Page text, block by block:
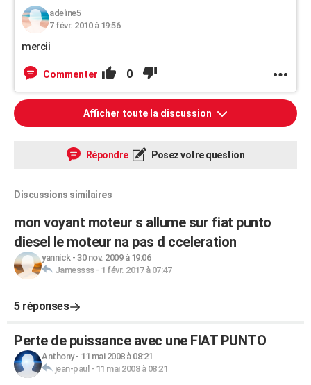
adeline5
7 févr. 2010 à 19:56
mercii
Commenter 0
Afficher toute la discussion
Répondre Posez votre question
Discussions similaires
mon voyant moteur s allume sur fiat punto
diesel le moteur na pas d cceleration
yannick- 30 nov. 2009 à 19:06
Jamessss- 1 févr. 2017 à 07:47
5 réponses
Perte de puissance avec une FIAT PUNTO
Anthony- 11 mai 2008 à 08:21
jean-paul - 11 mai 2008 à 08:21